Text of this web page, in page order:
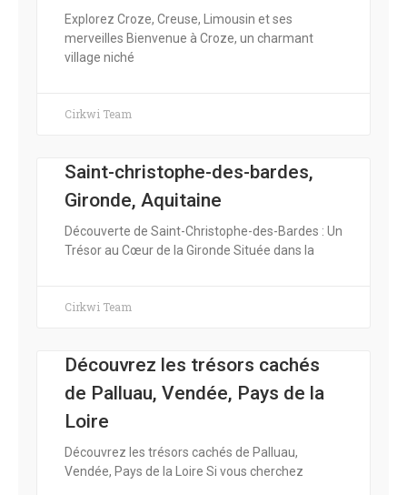
Explorez Croze, Creuse, Limousin et ses
merveilles Bienvenue à Croze, un charmant
village niché
Cirkwi Team
Saint-christophe-des-bardes,
Gironde, Aquitaine
Découverte de Saint-Christophe-des-Bardes : Un
Trésor au Cœur de la Gironde Située dans la
Cirkwi Team
Découvrez les trésors cachés
de Palluau, Vendée, Pays de la
Loire
Découvrez les trésors cachés de Palluau,
Vendée, Pays de la Loire Si vous cherchez